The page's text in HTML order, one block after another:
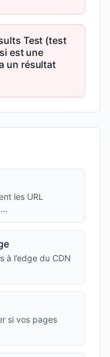
Test (test
est une
un résultat
les URL
…
à l’edge du CDN
si vos pages